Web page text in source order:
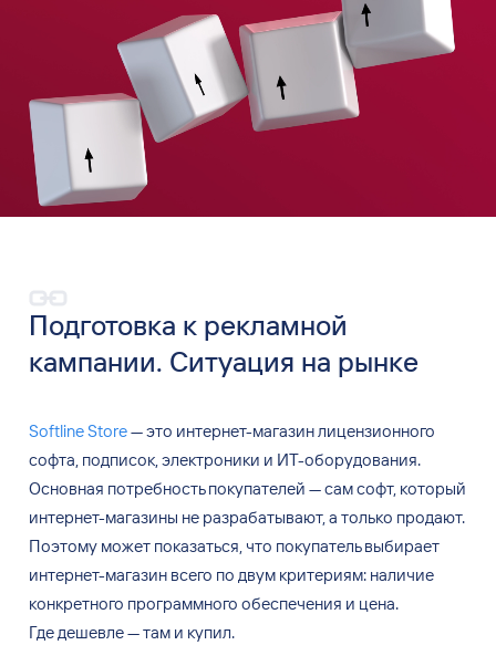
Подготовка к рекламной
кампании. Ситуация на рынке
Softline Store— это интернет-магазин лицензионного
софта, подписок, электроники и ИТ-оборудования.
Основная потребность покупателей — самсофт, который
интернет-магазины не разрабатывают, а только продают.
Поэтому может показаться, что покупатель выбирает
интернет-магазин всего по двум критериям: наличие
конкретного программного обеспечения и цена.
Где дешевле — там и купил.